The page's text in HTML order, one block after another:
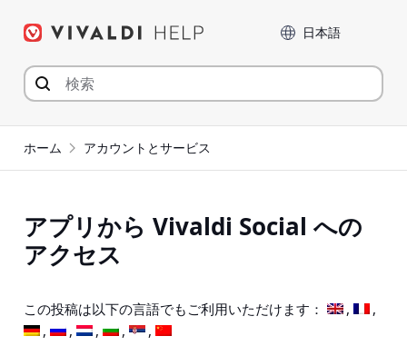
言語
ホーム アカウントとサービス
アプリから Vivaldi Social への
アクセス
この投稿は以下の言語でもご利用いただけます：